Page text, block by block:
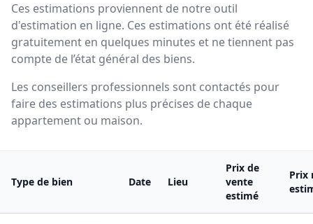
Ces estimations proviennent de notre outil
d'estimation en ligne. Ces estimations ont été réalisé
gratuitement en quelques minutes et ne tiennent pas
compte de l’état général des biens.
Les conseillers professionnels sont contactés pour
faire des estimations plus précises de chaque
appartement ou maison.
Type de bien Date Lieu
Prix de
vente
estimé
Prix